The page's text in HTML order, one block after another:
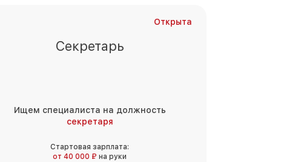
Открыта
Секретарь
Ищем специалиста на должность
секретаря
Стартовая зарплата:
от 40 000 ₽ на руки